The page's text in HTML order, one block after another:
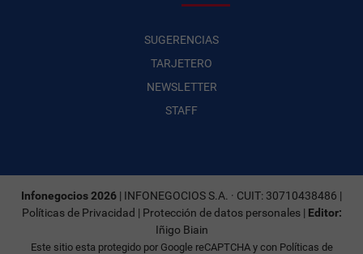
SUGERENCIAS
TARJETERO
NEWSLETTER
STAFF
Infonegocios 2026 | INFONEGOCIOS S.A. · CUIT: 30710438486 |
Políticas de Privacidad | Protección de datos personales| Editor:
Iñigo Biain
Este sitio esta protegido por Google reCAPTCHA y con Políticas de